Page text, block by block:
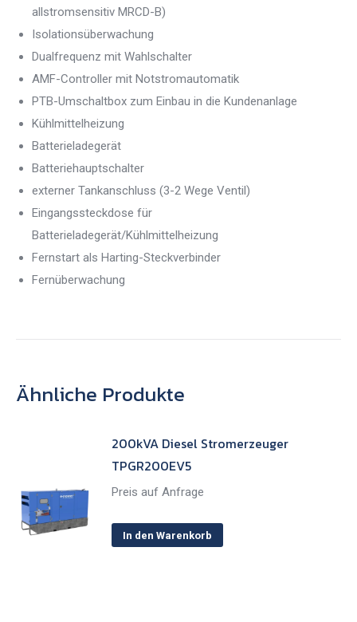
allstromsensitiv MRCD-B)
Isolationsüberwachung
Dualfrequenz mit Wahlschalter
AMF-Controller mit Notstromautomatik
PTB-Umschaltbox zum Einbau in die Kundenanlage
Kühlmittelheizung
Batterieladegerät
Batteriehauptschalter
externer Tankanschluss (3-2 Wege Ventil)
Eingangssteckdose für
Batterieladegerät/Kühlmittelheizung
Fernstart als Harting-Steckverbinder
Fernüberwachung
Ähnliche Produkte
200kVA Diesel Stromerzeuger
TPGR200EV5
Preis auf Anfrage
In den Warenkorb